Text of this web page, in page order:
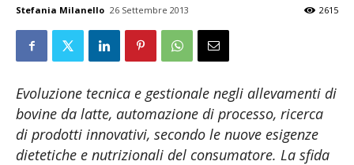
Stefania Milanello 26 Settembre 2013 2615
Evoluzione tecnica e gestionale negli allevamenti di
bovine da latte, automazione di processo, ricerca
di prodotti innovativi, secondo le nuove esigenze
dietetiche e nutrizionali del consumatore. La sfida